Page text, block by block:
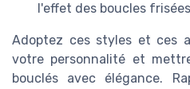
l'effet des boucles
Adoptez ces styles et ces
votre personnalité et
bouclés avec élégance.